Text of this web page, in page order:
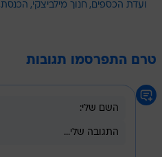
ועדת הכספים חנוך מילביצקי הכנסת
טרם התפרסמו תגובות